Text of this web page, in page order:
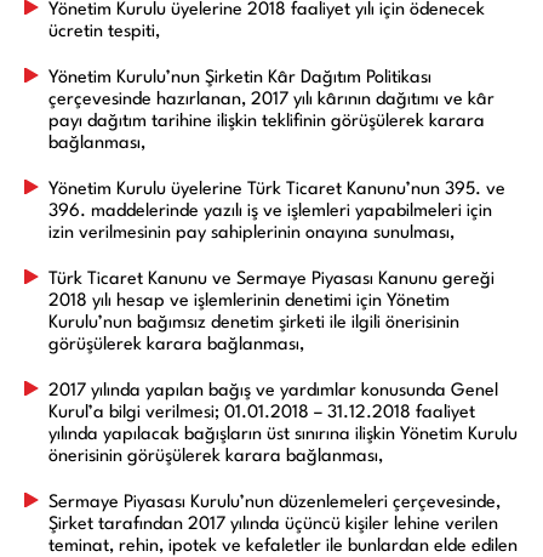
Yönetim Kurulu üyelerine 2018 faaliyet yılı için ödenecek
ücretin tespiti,
Yönetim Kurulu’nun Şirketin Kâr Dağıtım Politikası
çerçevesinde hazırlanan, 2017 yılı kârının dağıtımı ve kâr
payı dağıtım tarihine ilişkin teklifinin görüşülerek karara
bağlanması,
Yönetim Kurulu üyelerine Türk Ticaret Kanunu’nun 395. ve
396. maddelerinde yazılı iş ve işlemleri yapabilmeleri için
izin verilmesinin pay sahiplerinin onayına sunulması,
Türk Ticaret Kanunu ve Sermaye Piyasası Kanunu gereği
2018 yılı hesap ve işlemlerinin denetimi için Yönetim
Kurulu’nun bağımsız denetim şirketi ile ilgili önerisinin
görüşülerek karara bağlanması,
2017 yılında yapılan bağış ve yardımlar konusunda Genel
Kurul’a bilgi verilmesi; 01.01.2018 – 31.12.2018 faaliyet
yılında yapılacak bağışların üst sınırına ilişkin Yönetim Kurulu
önerisinin görüşülerek karara bağlanması,
Sermaye Piyasası Kurulu’nun düzenlemeleri çerçevesinde,
Şirket tarafından 2017 yılında üçüncü kişiler lehine verilen
teminat, rehin, ipotek ve kefaletler ile bunlardan elde edilen